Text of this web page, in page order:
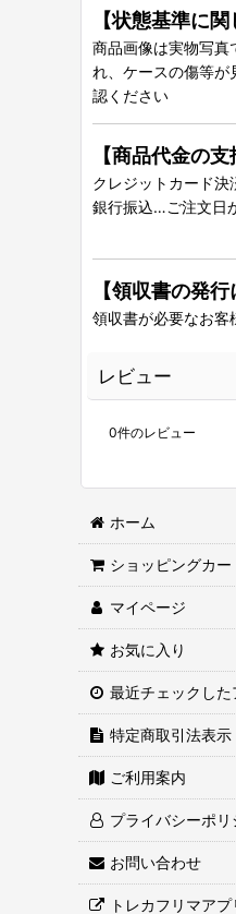
【状態基準に関
商品画像は実物写真
れ、ケースの傷等が
認ください
【商品代金の支
クレジットカード決
銀行振込…ご注文日
【領収書の発行
領収書が必要なお客
レビュー
0件のレビュー
ホーム
ショッピングカー
マイページ
お気に入り
最近チェックした
特定商取引法表示
ご利用案内
プライバシーポリ
お問い合わせ
トレカフリマア